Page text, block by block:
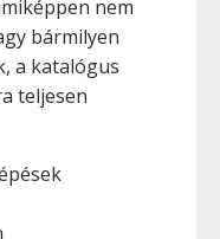
nem
bármilyen
a katalógus
teljesen